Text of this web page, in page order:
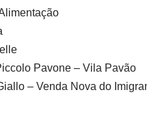
Pavone – Vila Pavão
– Venda Nova do